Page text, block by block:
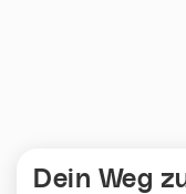
Dein Weg